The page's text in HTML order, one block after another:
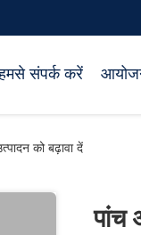
संपर्क करें
को बढ़ावा दें
पांच